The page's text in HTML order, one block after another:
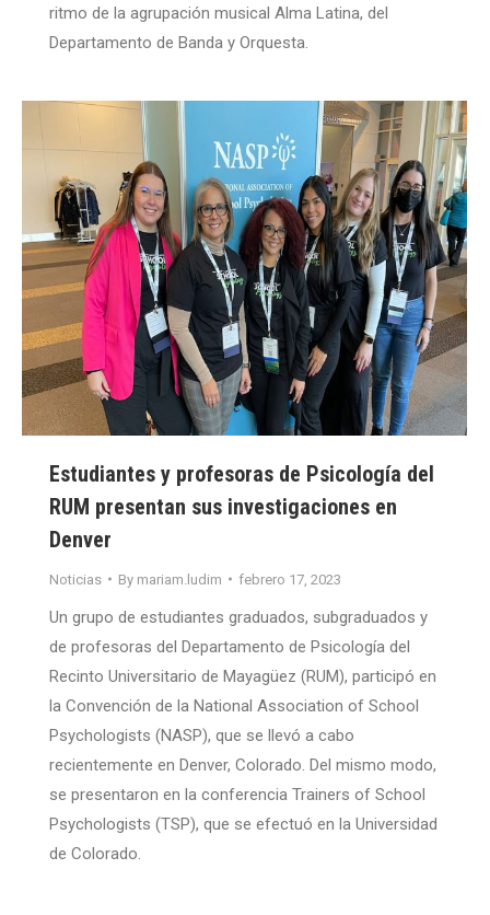
ritmo de la agrupación musical Alma Latina, del
Departamento de Banda y Orquesta.
Estudiantes y profesoras de Psicología del
RUM presentan sus investigaciones en
Denver
Noticias By mariam.ludim febrero 17, 2023
Un grupo de estudiantes graduados, subgraduados y
de profesoras del Departamento de Psicología del
Recinto Universitario de Mayagüez (RUM), participó en
la Convención de la National Association of School
Psychologists (NASP), que se llevó a cabo
recientemente en Denver, Colorado. Del mismo modo,
se presentaron en la conferencia Trainers of School
Psychologists (TSP), que se efectuó en la Universidad
de Colorado.